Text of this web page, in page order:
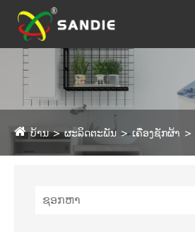
ບ້ານ ຜະລິດຕະພັນ ເຄື່ອງຊັກຜ້າ